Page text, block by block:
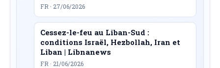
FR · 27/06/2026
Cessez-le-feu au Liban-Sud :
conditions Israël, Hezbollah, Iran et
Liban | Libnanews
FR · 21/06/2026